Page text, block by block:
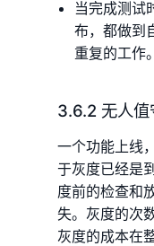
当完成测试
布，都做到
重复的工作。
3.6.2 无人值
一个功能上线
于灰度已经是
度前的检查和
失。灰度的次
灰度的成本在